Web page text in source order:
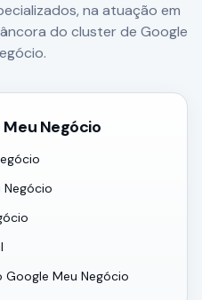
na atuação em
do cluster de Google
Negócio
Meu Negócio